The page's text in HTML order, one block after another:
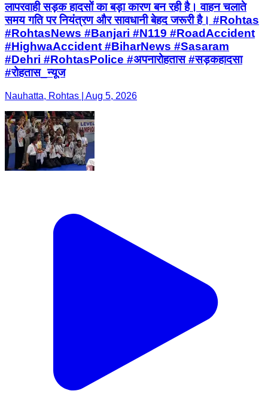
लापरवाही सड़क हादसों का बड़ा कारण बन रही है। वाहन चलाते
समय गति पर नियंत्रण और सावधानी बेहद जरूरी है। #Rohtas
#RohtasNews #Banjari #N119 #RoadAccident
#HighwaAccident #BiharNews #Sasaram
#Dehri #RohtasPolice #अपनारोहतास #सड़कहादसा
#रोहतास_न्यूज
Nauhatta, Rohtas | Aug 5, 2026